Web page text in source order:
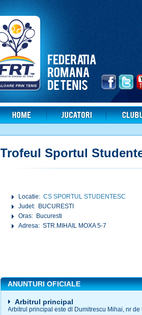
Trofeul Sportul
Locatie:CS SPORTUL STUDENTESC
Judet: BUCURESTI
Oras: Bucuresti
Adresa: STR.MIHAIL MOXA 5-7
ANUNTURI OFICIALE
Arbitrul principal
Arbitrul principal este dl Dumitrescu Mihai, nr